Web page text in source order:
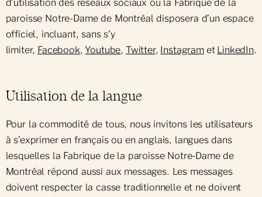
d’utilisation des réseaux sociaux où la Fabrique de la
paroisse Notre-Dame de Montréal disposera d’un espace
officiel, incluant, sans s’y
limiter, Facebook,Youtube, Twitter, Instagramet LinkedIn.
Utilisation de la langue
Pour la commodité de tous, nous invitons les utilisateurs
à s’exprimer en français ou en anglais, langues dans
lesquelles la Fabrique de la paroisse Notre-Dame de
Montréal répond aussi aux messages. Les messages
doivent respecter la casse traditionnelle et ne doivent